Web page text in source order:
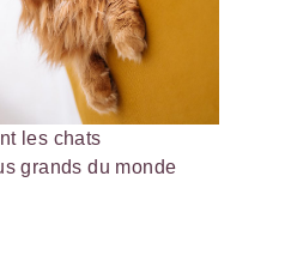
les chats
grands du monde